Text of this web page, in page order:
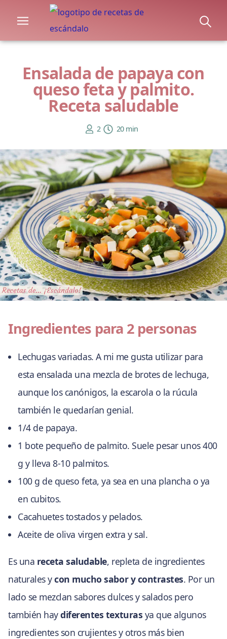
Ensalada de papaya con
queso feta y palmito.
Receta saludable
2 20 min
Ingredientes para 2 personas
Lechugas variadas. A mi me gusta utilizar para
esta ensalada una mezcla de brotes de lechuga,
aunque los canónigos, la escarola o la rúcula
también le quedarían genial.
1/4 de papaya.
1 bote pequeño de palmito. Suele pesar unos 400
g y lleva 8-10 palmitos.
100 g de queso feta, ya sea en una plancha o ya
en cubitos.
Cacahuetes tostados y pelados.
Aceite de oliva virgen extra y sal.
Es una receta saludable, repleta de ingredientes
naturales ycon mucho sabor y contrastes. Por un
lado se mezclan sabores dulces y salados pero
también haydiferentes texturas ya que algunos
ingredientes son crujientes y otros más bien